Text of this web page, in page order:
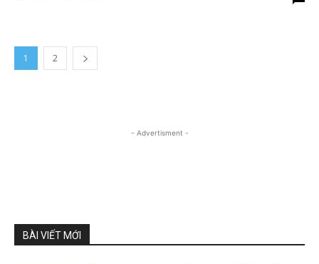
1 2
- Advertisment -
BÀI VIẾT MỚI